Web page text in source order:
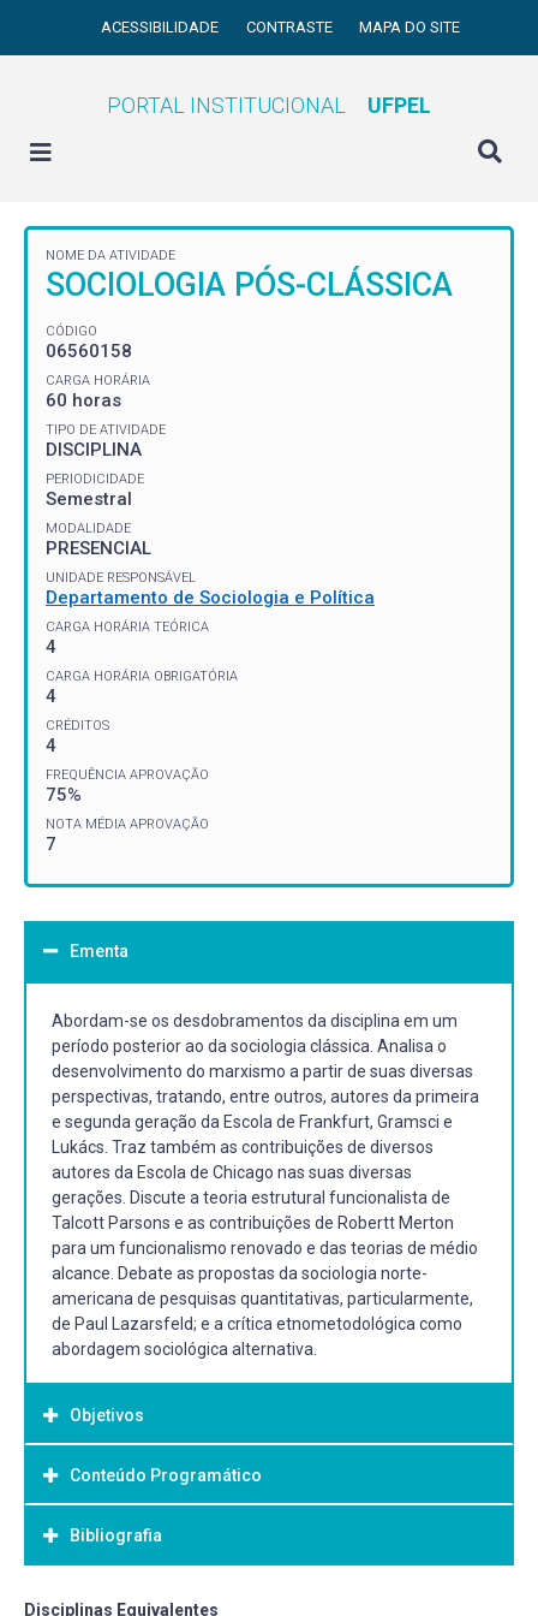
ACESSIBILIDADE CONTRASTE MAPA DO SITE
PORTAL INSTITUCIONAL UFPEL
NOME DA ATIVIDADE
SOCIOLOGIA PÓS-CLÁSSICA
CÓDIGO
06560158
CARGA HORÁRIA
60 horas
TIPO DE ATIVIDADE
DISCIPLINA
PERIODICIDADE
Semestral
MODALIDADE
PRESENCIAL
UNIDADE RESPONSÁVEL
Departamento de Sociologia e Política
CARGA HORÁRIA TEÓRICA
4
CARGA HORÁRIA OBRIGATÓRIA
4
CRÉDITOS
4
FREQUÊNCIA APROVAÇÃO
75%
NOTA MÉDIA APROVAÇÃO
7
Ementa
Abordam-se os desdobramentos da disciplina em um
período posterior ao da sociologia clássica. Analisa o
desenvolvimento do marxismo a partir de suas diversas
perspectivas, tratando, entre outros, autores da primeira
e segunda geração da Escola de Frankfurt, Gramsci e
Lukács. Traz também as contribuições de diversos
autores da Escola de Chicago nas suas diversas
gerações. Discute a teoria estrutural funcionalista de
Talcott Parsons e as contribuições de Robertt Merton
para um funcionalismo renovado e das teorias de médio
alcance. Debate as propostas da sociologia norte-
americana de pesquisas quantitativas, particularmente,
de Paul Lazarsfeld; e a crítica etnometodológica como
abordagem sociológica alternativa.
Objetivos
Objetivo Geral:
Objetivo Geral
Analisar a capacidade analítica dos conceitos elaborados
vida social no mundo contemporâneo entre as décadas
Conteúdo Programático
A primeira Escola de Frankfurt. Ciência tradicional e teoria
crítica, dominação, racionalização instrumental e indústria
Bibliografia
Bibliografia Básica:
Disciplinas Equivalentes